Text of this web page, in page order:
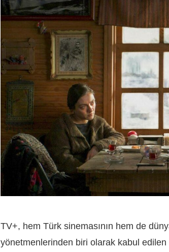
TV+, hem Türk sinemasının hem de
yönetmenlerinden biri olarak kabul edilen